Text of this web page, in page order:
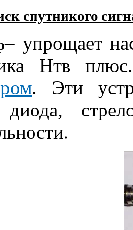
спутникого
– упрощает
Нтв
. Эти
диода,